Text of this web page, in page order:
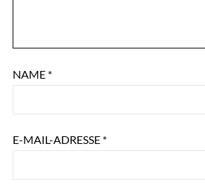
NAME *
E-MAIL-ADRESSE *